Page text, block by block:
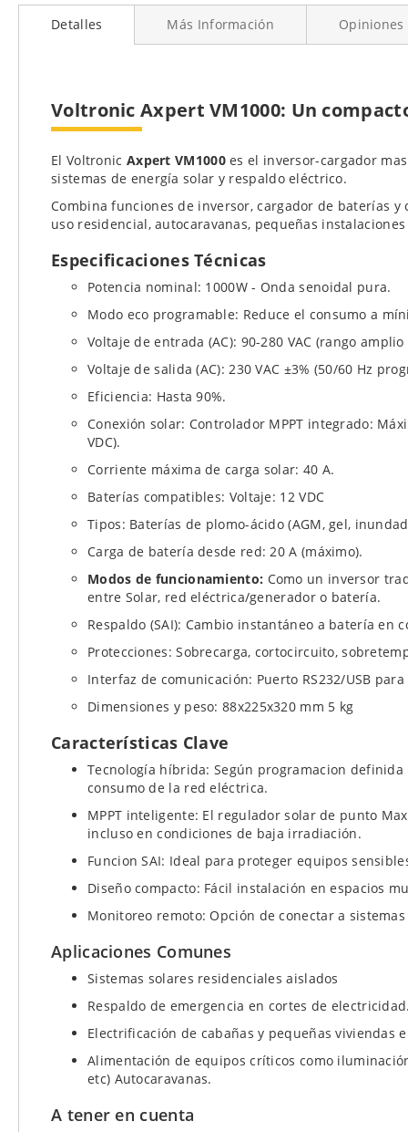
al
comienzo
imágenes
Detalles
Voltronic Axpert VM1000: Un
El Voltronic Axpert VM1000es el inversor-cargador
sistemas de energía solar y respaldo eléctrico.
Combina funciones de inversor, cargador de baterías
uso residencial, autocaravanas, pequeñas
Especificaciones Técnicas
Potencia nominal: 1000W - Onda senoidal pura.
Modo eco programable: Reduce el consumo a
Voltaje de entrada (AC): 90-280 VAC (rango
Voltaje de salida (AC): 230 VAC ±3% (50/60 Hz
Eficiencia: Hasta 90%.
Conexión solar: Controlador MPPT integrado:
VDC).
Corriente máxima de carga solar: 40 A.
Baterías compatibles: Voltaje: 12 VDC
Tipos: Baterías de plomo-ácido (AGM, gel,
Carga de batería desde red: 20 A (máximo).
Modos de funcionamiento: Como un inversor
entre Solar, red eléctrica/generador o batería.
Respaldo (SAI): Cambio instantáneo a batería en
Protecciones: Sobrecarga, cortocircuito,
Interfaz de comunicación: Puerto RS232/USB
Dimensiones y peso: 88x225x320 mm 5 kg
Características Clave
Tecnología híbrida: Según programacion
consumo de la red eléctrica.
MPPT inteligente: El regulador solar de punto
incluso en condiciones de baja irradiación.
Funcion SAI: Ideal para proteger equipos
Diseño compacto: Fácil instalación en espacios
Monitoreo remoto: Opción de conectar a
Aplicaciones Comunes
Sistemas solares residenciales aislados
Respaldo de emergencia en cortes de electricidad.
Electrificación de cabañas y pequeñas viviendas
Alimentación de equipos críticos como
etc) Autocaravanas.
A tener en cuenta
Más Información Opiniones